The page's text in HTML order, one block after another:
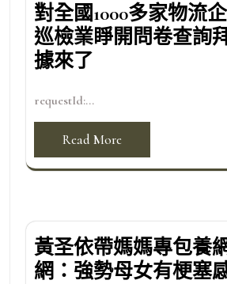
對全國1000多家物流
巡檢業睜開問卷查詢
據來了
requestId:...
Read More
黃圣依帶媽媽專包養
網：強勢母女有梗塞